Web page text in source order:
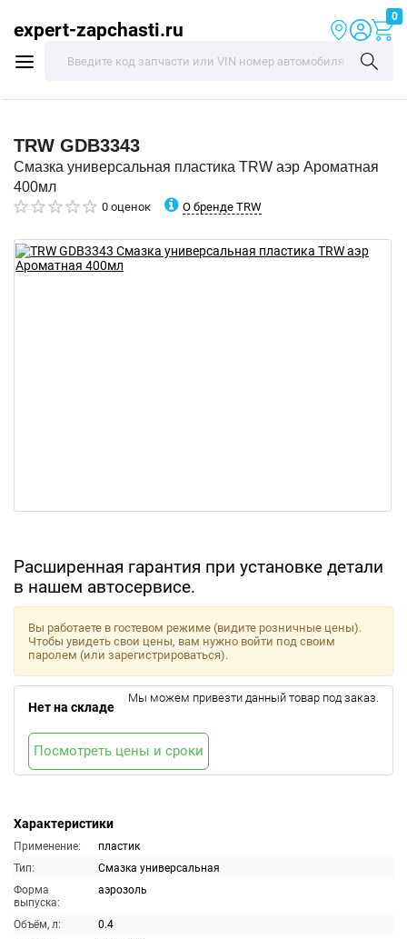
expert-zapchasti.ru
0
TRW GDB3343
Смазка универсальная пластика TRW аэр Ароматная
400мл
0 оценок О бренде TRW
Расширенная гарантия при установке детали
в нашем автосервисе.
Характеристики
Применение:
пластик
Тип:
Смазка универсальная
Форма
выпуска:
аэрозоль
Объём, л:
0.4
Вы работаете в гостевом режиме (видите розничные цены).
Чтобы увидеть свои цены, вам нужно войти под своим
паролем (или зарегистрироваться).
Нет на складе
Мы можем привезти данный товар под заказ.
Посмотреть цены и сроки